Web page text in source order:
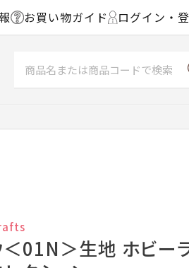
お買い物ガイド ログイン・
＜01N＞生地 ホビー